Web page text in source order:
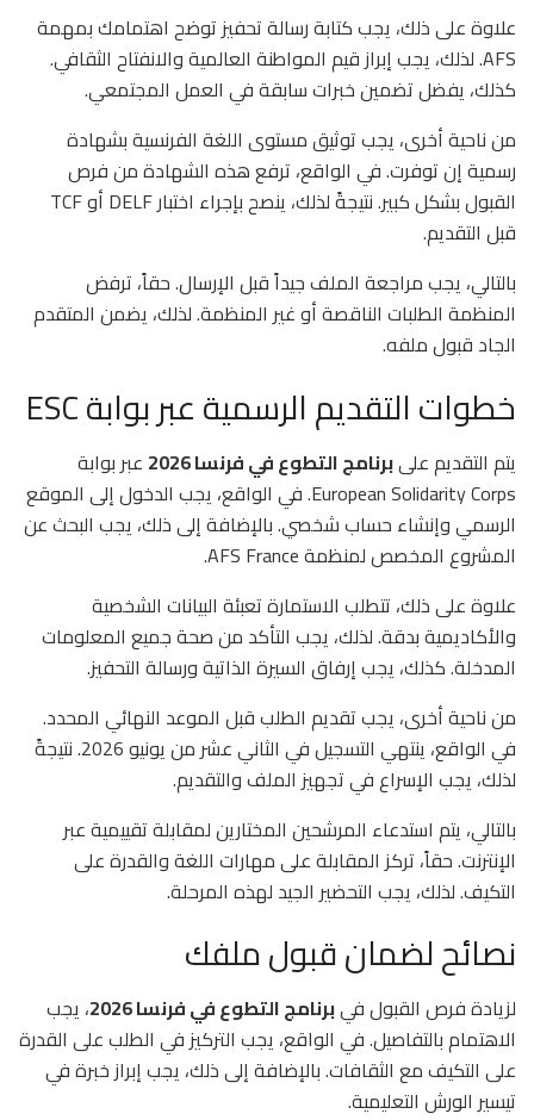
علاوة على ذلك، يجب كتابة رسالة تحفيز توضح اهتمامك بمهمة
AFS. لذلك، يجب إبراز قيم المواطنة العالمية والانفتاح الثقافي.
كذلك، يفضل تضمين خبرات سابقة في العمل المجتمعي.
من ناحية أخرى، يجب توثيق مستوى اللغة الفرنسية بشهادة
رسمية إن توفرت. في الواقع، ترفع هذه الشهادة من فرص
القبول بشكل كبير. نتيجةً لذلك، ينصح بإجراء اختبار DELF أو TCF
قبل التقديم.
بالتالي، يجب مراجعة الملف جيداً قبل الإرسال. حقاً، ترفض
المنظمة الطلبات الناقصة أو غير المنظمة. لذلك، يضمن المتقدم
الجاد قبول ملفه.
خطوات التقديم الرسمية عبر بوابة ESC
يتم التقديم علىبرنامج التطوع في فرنسا 2026
عبر بوابة
European Solidarity Corps. في الواقع، يجب الدخول إلى الموقع
الرسمي وإنشاء حساب شخصي. بالإضافة إلى ذلك، يجب البحث عن
المشروع المخصص لمنظمة AFS France.
علاوة على ذلك، تتطلب الاستمارة تعبئة البيانات الشخصية
والأكاديمية بدقة. لذلك، يجب التأكد من صحة جميع المعلومات
المدخلة. كذلك، يجب إرفاق السيرة الذاتية ورسالة التحفيز.
من ناحية أخرى، يجب تقديم الطلب قبل الموعد النهائي المحدد.
في الواقع، ينتهي التسجيل في الثاني عشر من يونيو 2026. نتيجةً
لذلك، يجب الإسراع في تجهيز الملف والتقديم.
بالتالي، يتم استدعاء المرشحين المختارين لمقابلة تقييمية عبر
الإنترنت. حقاً، تركز المقابلة على مهارات اللغة والقدرة على
التكيف. لذلك، يجب التحضير الجيد لهذه المرحلة.
نصائح لضمان قبول ملفك
لزيادة فرص القبول فيبرنامج التطوع في فرنسا 2026
، يجب
الاهتمام بالتفاصيل. في الواقع، يجب التركيز في الطلب على القدرة
على التكيف مع الثقافات. بالإضافة إلى ذلك، يجب إبراز خبرة في
تيسير الورش التعليمية.